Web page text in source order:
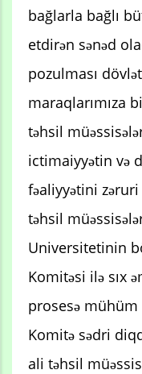
bağlarla bağlı
etdirən sənəd
pozulması
maraqlarımıza
təhsil
ictimaiyyətin və
fəaliyyətini
təhsil
Universitetinin
Komitəsi ilə sıx
prosesə mühüm
Komitə sədri
ali təhsil